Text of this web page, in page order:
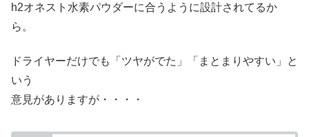
h2オネスト水素パウダーに合うように設計されてるか
ら。
ドライヤーだけでも「ツヤがでた」「まとまりやすい」と
いう
意見がありますが・・・・